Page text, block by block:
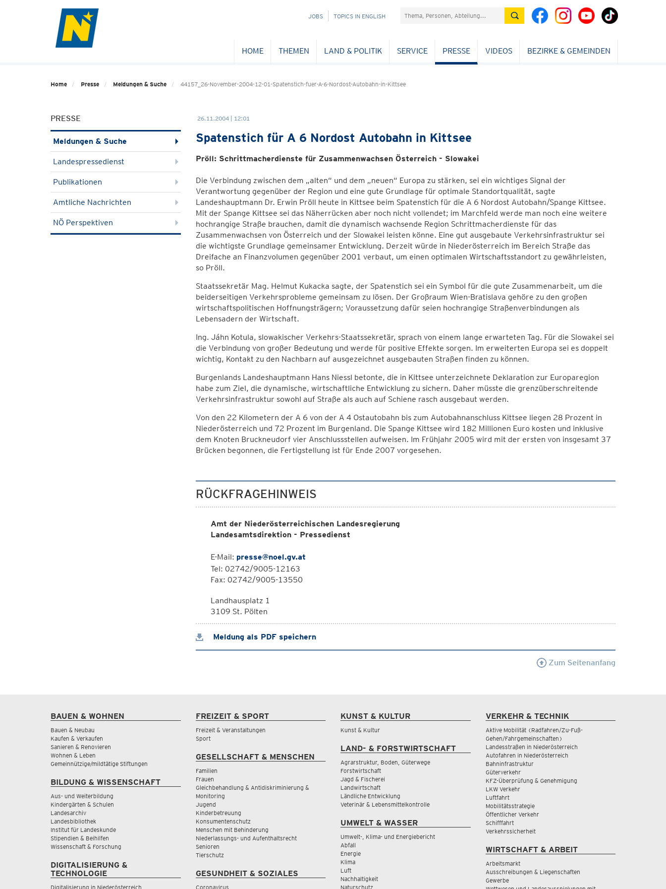
NAVIGATION
JOBS TOPICS IN ENGLISH Suchefeld
HOME THEMEN LAND & POLITIK SERVICE PRESSE VIDEOS BEZIRKE & GEMEINDEN
Home Presse Meldungen & Suche 44157_26-November-2004-12-01-Spatenstich-fuer-A-6-Nordost-Autobahn-in-Kittsee
PRESSE
Meldungen & Suche
Landespressedienst
Publikationen
Amtliche Nachrichten
NÖ Perspektiven
26.11.2004 | 12:01
Spatenstich für A 6 Nordost Autobahn in Kittsee
Pröll: Schrittmacherdienste für Zusammenwachsen Österreich - Slowakei
Die Verbindung zwischen dem „alten“ und dem „neuen“ Europa zu stärken, sei ein wichtiges Signal der
Verantwortung gegenüber der Region und eine gute Grundlage für optimale Standortqualität, sagte
Landeshauptmann Dr. Erwin Pröll heute in Kittsee beim Spatenstich für die A 6 Nordost Autobahn/Spange Kittsee.
Mit der Spange Kittsee sei das Näherrücken aber noch nicht vollendet; im Marchfeld werde man noch eine weitere
hochrangige Straße brauchen, damit die dynamisch wachsende Region Schrittmacherdienste für das
Zusammenwachsen von Österreich und der Slowakei leisten könne. Eine gut ausgebaute Verkehrsinfrastruktur sei
die wichtigste Grundlage gemeinsamer Entwicklung. Derzeit würde in Niederösterreich im Bereich Straße das
Dreifache an Finanzvolumen gegenüber 2001 verbaut, um einen optimalen Wirtschaftsstandort zu gewährleisten,
so Pröll.
Staatssekretär Mag. Helmut Kukacka sagte, der Spatenstich sei ein Symbol für die gute Zusammenarbeit, um die
beiderseitigen Verkehrsprobleme gemeinsam zu lösen. Der Großraum Wien-Bratislava gehöre zu den großen
wirtschaftspolitischen Hoffnungsträgern; Voraussetzung dafür seien hochrangige Straßenverbindungen als
Lebensadern der Wirtschaft.
Ing. Jáhn Kotula, slowakischer Verkehrs-Staatssekretär, sprach von einem lange erwarteten Tag. Für die Slowakei sei
die Verbindung von großer Bedeutung und werde für positive Effekte sorgen. Im erweiterten Europa sei es doppelt
wichtig, Kontakt zu den Nachbarn auf ausgezeichnet ausgebauten Straßen finden zu können.
Burgenlands Landeshauptmann Hans Niessl betonte, die in Kittsee unterzeichnete Deklaration zur Europaregion
habe zum Ziel, die dynamische, wirtschaftliche Entwicklung zu sichern. Daher müsste die grenzüberschreitende
Verkehrsinfrastruktur sowohl auf Straße als auch auf Schiene rasch ausgebaut werden.
Von den 22 Kilometern der A 6 von der A 4 Ostautobahn bis zum Autobahnanschluss Kittsee liegen 28 Prozent in
Niederösterreich und 72 Prozent im Burgenland. Die Spange Kittsee wird 182 Millionen Euro kosten und inklusive
dem Knoten Bruckneudorf vier Anschlussstellen aufweisen. Im Frühjahr 2005 wird mit der ersten von insgesamt 37
Brücken begonnen, die Fertigstellung ist für Ende 2007 vorgesehen.
RÜCKFRAGEHINWEIS
Amt der Niederösterreichischen Landesregierung
Landesamtsdirektion - Pressedienst
E-Mail: presse@noel.gv.at
Tel: 02742/9005-12163
Fax: 02742/9005-13550
Landhausplatz 1
3109 St. Pölten
Meldung als PDF speichern
Zum Seitenanfang
BAUEN & WOHNEN
Bauen & Neubau
Kaufen & Verkaufen
Sanieren & Renovieren
Wohnen & Leben
Gemeinnützige/mildtätige Stiftungen
BILDUNG & WISSENSCHAFT
Aus- und Weiterbildung
Kindergärten & Schulen
Landesarchiv
Landesbibliothek
Institut für Landeskunde
Stipendien & Beihilfen
Wissenschaft & Forschung
DIGITALISIERUNG &
TECHNOLOGIE
Digitalisierung in Niederösterreich
FREIZEIT & SPORT
Freizeit & Veranstaltungen
Sport
GESELLSCHAFT & MENSCHEN
Familien
Frauen
Gleichbehandlung & Antidiskriminierung &
Monitoring
Jugend
Kinderbetreuung
Konsumentenschutz
Menschen mit Behinderung
Niederlassungs- und Aufenthaltsrecht
Senioren
Tierschutz
GESUNDHEIT & SOZIALES
Coronavirus
KUNST & KULTUR
Kunst & Kultur
LAND- & FORSTWIRTSCHAFT
Agrarstruktur, Boden, Güterwege
Forstwirtschaft
Jagd & Fischerei
Landwirtschaft
Ländliche Entwicklung
Veterinär & Lebensmittelkontrolle
UMWELT & WASSER
Umwelt-, Klima- und Energiebericht
Abfall
Energie
Klima
Luft
Nachhaltigkeit
Naturschutz
VERKEHR & TECHNIK
Aktive Mobilität (Radfahren/Zu-Fuß-
Gehen/Fahrgemeinschaften)
Landesstraßen in Niederösterreich
Autofahren in Niederösterreich
Bahninfrastruktur
Güterverkehr
KFZ-Überprüfung & Genehmigung
LKW Verkehr
Luftfahrt
Mobilitätsstrategie
Öffentlicher Verkehr
Schifffahrt
Verkehrssicherheit
WIRTSCHAFT & ARBEIT
Arbeitsmarkt
Ausschreibungen & Liegenschaften
Gewerbe